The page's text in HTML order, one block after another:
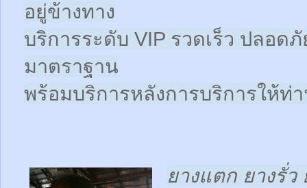
อยู่ข้างทาง
บริการระดับ VIP รวดเร็ว ปลอด
มาตราฐาน
พร้อมบริการหลังการบริการให้ท่
ยางแตก ยางรั่ว